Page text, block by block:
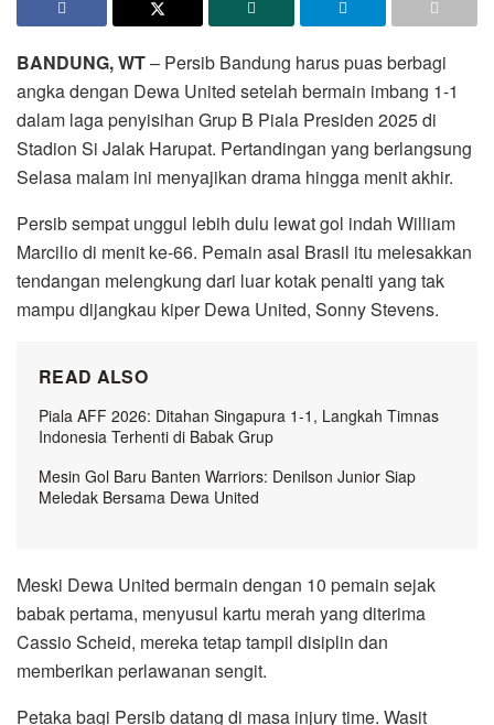
BANDUNG, WT– Persib Bandung harus puas berbagi
angka dengan Dewa United setelah bermain imbang 1-1
dalam laga penyisihan Grup B Piala Presiden 2025 di
Stadion Si Jalak Harupat. Pertandingan yang berlangsung
Selasa malam ini menyajikan drama hingga menit akhir.
Persib sempat unggul lebih dulu lewat gol indah William
Marcilio di menit ke-66. Pemain asal Brasil itu melesakkan
tendangan melengkung dari luar kotak penalti yang tak
mampu dijangkau kiper Dewa United, Sonny Stevens.
READ ALSO
Piala AFF 2026: Ditahan Singapura 1-1, Langkah Timnas
Indonesia Terhenti di Babak Grup
Mesin Gol Baru Banten Warriors: Denilson Junior Siap
Meledak Bersama Dewa United
Meski Dewa United bermain dengan 10 pemain sejak
babak pertama, menyusul kartu merah yang diterima
Cassio Scheid, mereka tetap tampil disiplin dan
memberikan perlawanan sengit.
Petaka bagi Persib datang di masa injury time. Wasit